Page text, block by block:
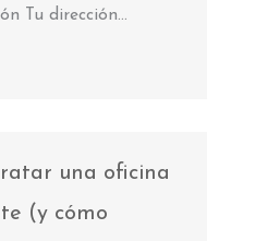
Tu dirección...
una oficina
(y cómo